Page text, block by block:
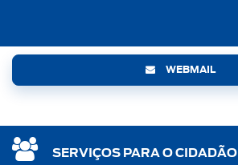
WEBMAIL
SERVIÇOS PARA O CIDADÃO